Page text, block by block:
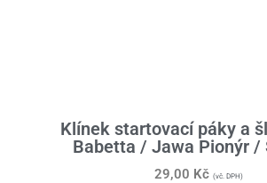
Klínek startovací páky a
Babetta / Jawa Pionýr /
29,00 Kč (vč. DPH)